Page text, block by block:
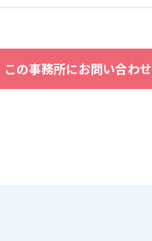
この事務所にお問い合わせ